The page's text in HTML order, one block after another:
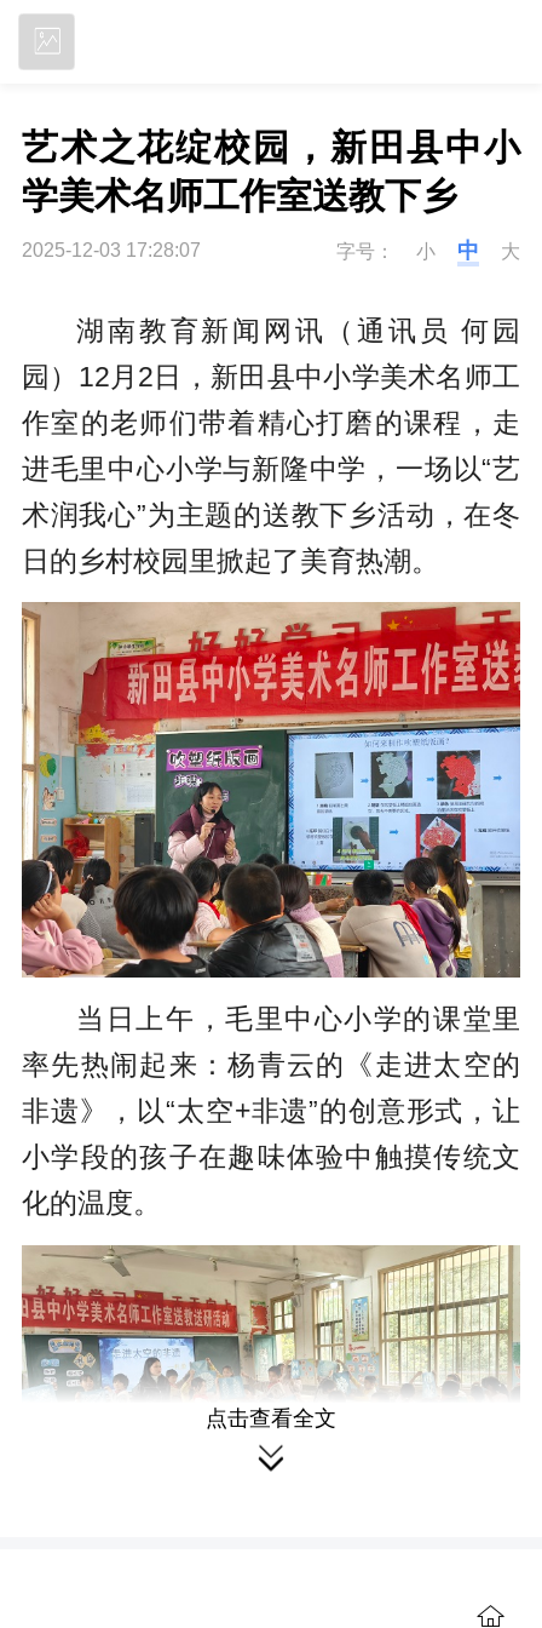
艺术之花绽校园，新田县中小
学美术名师工作室送教下乡
2025-12-03 17:28:07 字号： 小 中 大
湖南教育新闻网讯（通讯员 何园
园）12月2日，新田县中小学美术名师工
作室的老师们带着精心打磨的课程，走
进毛里中心小学与新隆中学，一场以“艺
术润我心”为主题的送教下乡活动，在冬
日的乡村校园里掀起了美育热潮。
当日上午，毛里中心小学的课堂里
率先热闹起来：杨青云的《走进太空的
非遗》，以“太空+非遗”的创意形式，让
小学段的孩子在趣味体验中触摸传统文
化的温度。
有余》，从“画稿、制版、涂色、拓印”四
点击查看全文
